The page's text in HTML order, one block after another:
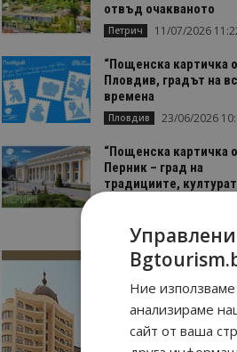
отвъд очакваното
Петрич 11/07/2026
“Пощенска картичка
Пловдив, градът на
времена
Пловдив 23/06/2026
“Пощенска картичка
Перник – град на
традициите,
Ние
анализираме
сайт от ваша